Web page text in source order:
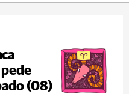
(08)
Grossa
min 18°C